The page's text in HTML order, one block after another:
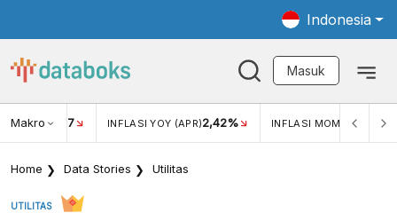
Indonesia
Masuk
Makro
USD/IDR 17 INFLASI YOY (APR)2,42% INFLASI MOM (MAR)
Home Data Stories Utilitas
UTILITAS